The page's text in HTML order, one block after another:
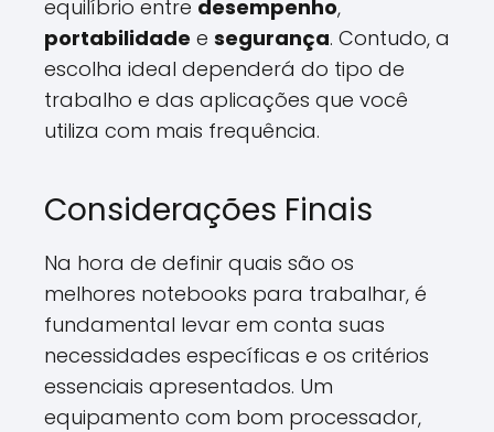
equilíbrio entre desempenho,
portabilidade e segurança. Contudo, a
escolha ideal dependerá do tipo de
trabalho e das aplicações que você
utiliza com mais frequência.
Considerações Finais
Na hora de definir quais são os
melhores notebooks para trabalhar, é
fundamental levar em conta suas
necessidades específicas e os critérios
essenciais apresentados. Um
equipamento com bom processador,